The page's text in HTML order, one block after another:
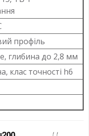
профіль
глибина до 2,8 мм
клас точності h6